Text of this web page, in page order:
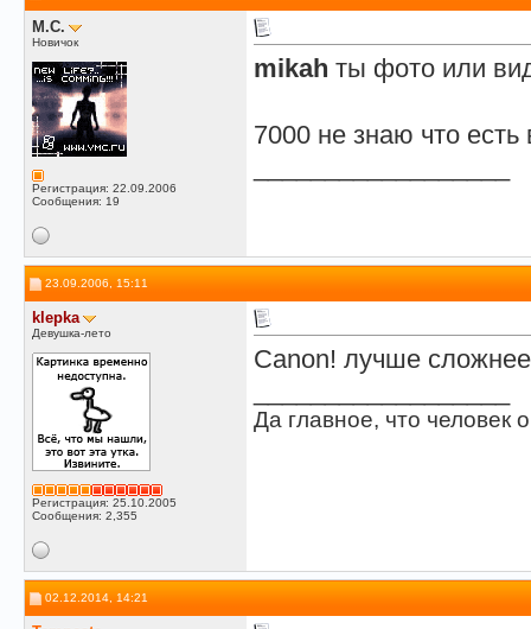
M.C.
Новичок
Регистрация: 22.09.2006
Сообщения: 19
mikah ты фото или
7000 не знаю что
23.09.2006, 15:11
klepka
Девушка-лето
Регистрация: 25.10.2005
Сообщения: 2,355
Canon! лучше
Да главное, что человек
02.12.2014, 14:21